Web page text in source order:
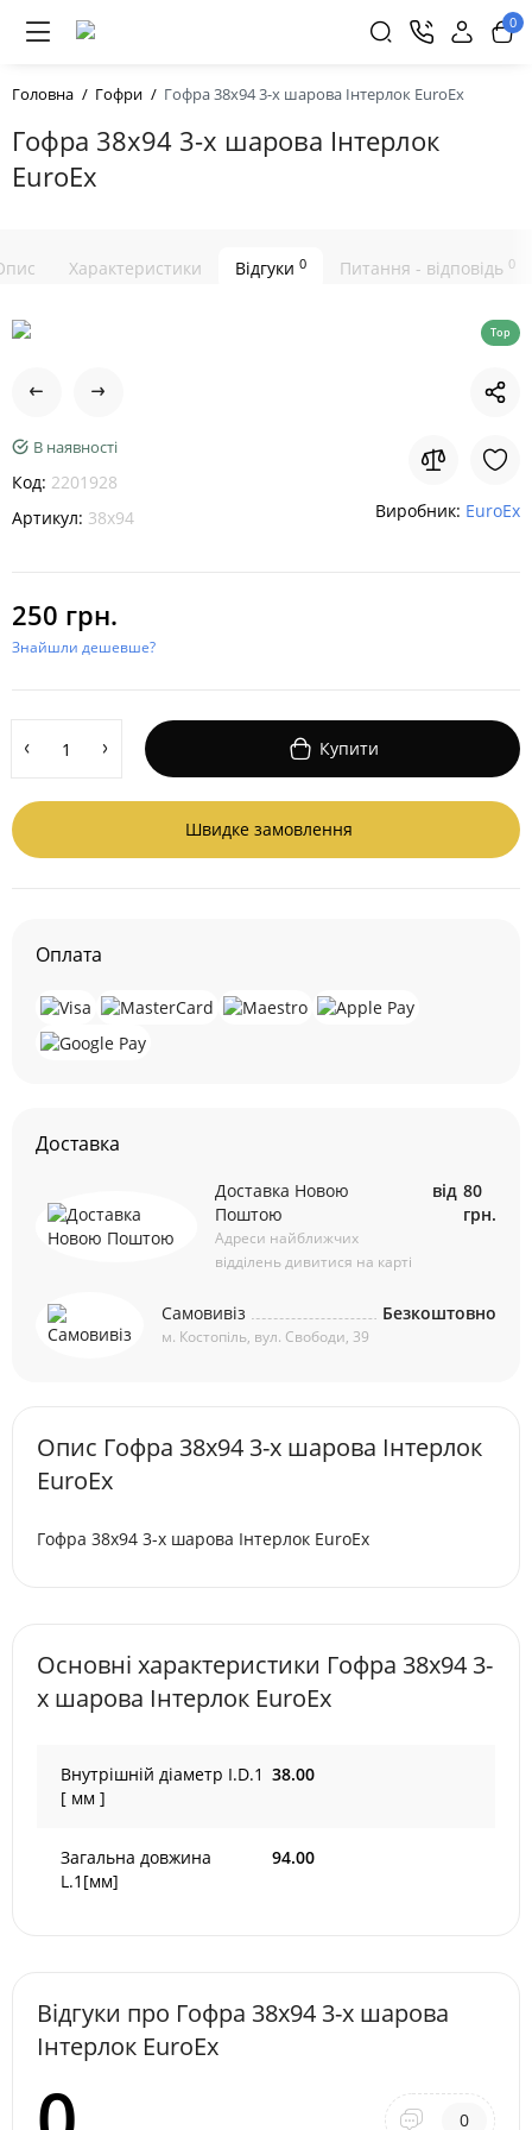
0
Головна Гофри Гофра 38х94 3-х шарова Інтерлок EuroEx
Гофра 38х94 3-х шарова Інтерлок
EuroEx
Характеристики Відгуки 0 Питання - відповідь 0
Top
В наявності
Код: 2201928
Артикул: 38x94 Виробник: EuroEx
250 грн.
Знайшли дешевше?
Купити
Швидке замовлення
Оплата
Доставка
Доставка Новою
Поштою
Адреси найближчих
відділень дивитися на карті
від 80
грн.
Самовивіз
м. Костопіль, вул. Свободи, 39
Безкоштовно
Опис Гофра 38х94 3-х шарова Інтерлок
EuroEx
Гофра 38х94 3-х шарова Інтерлок EuroEx
Основні характеристики Гофра 38х94 3-
х шарова Інтерлок EuroEx
Внутрішній діаметр I.D.1
[ мм ]
38.00
Загальна довжина
L.1[мм]
94.00
Відгуки про Гофра 38х94 3-х шарова
Інтерлок EuroEx
0